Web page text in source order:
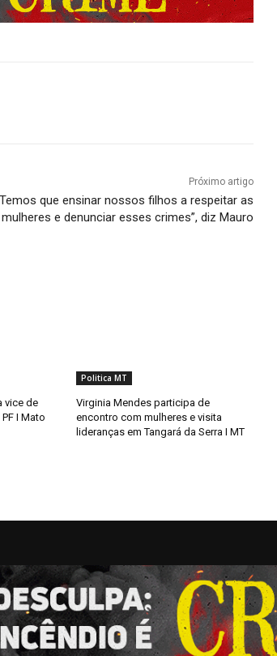
Próximo artigo
que ensinar nossos filhos a respeitar as
mulheres e denunciar esses crimes”, diz Mauro
vice de
I Mato
Politica MT
Virginia Mendes participa de
encontro com mulheres e visita
lideranças em Tangará da Serra I MT